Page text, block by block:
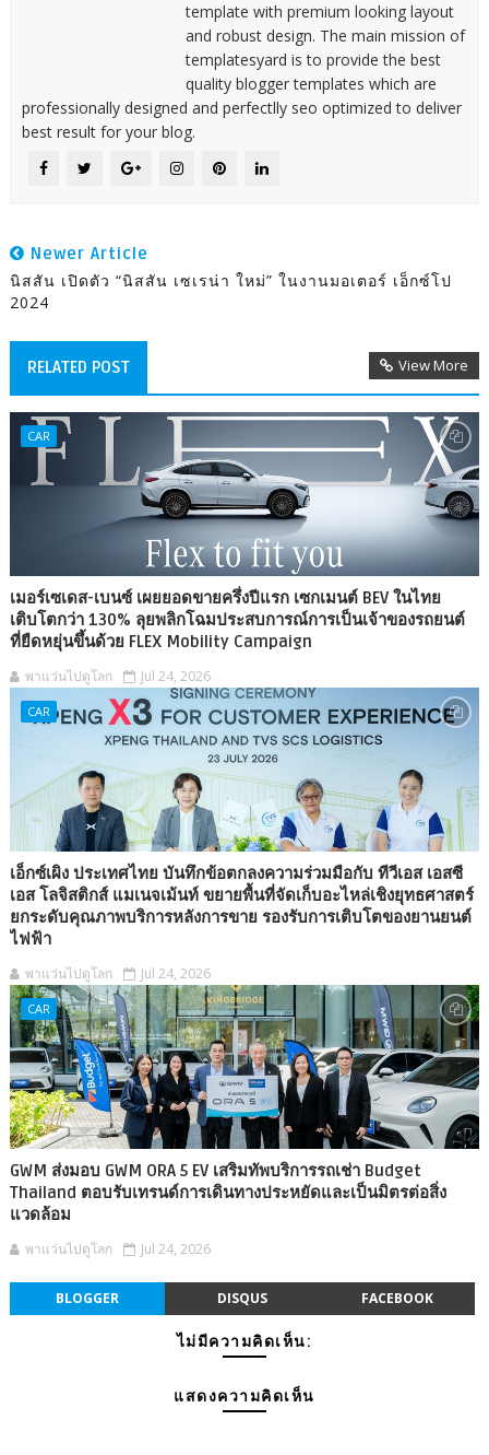
template with premium looking layout
and robust design. The main mission of
templatesyard is to provide the best
quality blogger templates which are
professionally designed and perfectlly seo optimized to deliver
best result for your blog.
Newer Article
นิสสัน เปิดตัว “นิสสัน เซเรน่า ใหม่” ในงานมอเตอร์ เอ็กซ์โป
2024
RELATED POST View More
CAR
เมอร์เซเดส-เบนซ์ เผยยอดขายครึ่งปีแรก เซกเมนต์ BEV ในไทย
เติบโตกว่า 130% ลุยพลิกโฉมประสบการณ์การเป็นเจ้าของรถยนต์
ที่ยืดหยุ่นขึ้นด้วย FLEX Mobility Campaign
พาแว่นไปดูโลก Jul 24, 2026
CAR
เอ็กซ์เผิง ประเทศไทย บันทึกข้อตกลงความร่วมมือกับ ทีวีเอส เอสซี
เอส โลจิสติกส์ แมเนจเม้นท์ ขยายพื้นที่จัดเก็บอะไหล่เชิงยุทธศาสตร์
ยกระดับคุณภาพบริการหลังการขาย รองรับการเติบโตของยานยนต์
ไฟฟ้า
พาแว่นไปดูโลก Jul 24, 2026
CAR
GWM ส่งมอบ GWM ORA 5 EV เสริมทัพบริการรถเช่า Budget
Thailand ตอบรับเทรนด์การเดินทางประหยัดและเป็นมิตรต่อสิ่ง
แวดล้อม
พาแว่นไปดูโลก Jul 24, 2026
BLOGGER DISQUS FACEBOOK
ไม่มีความคิดเห็น:
แสดงความคิดเห็น